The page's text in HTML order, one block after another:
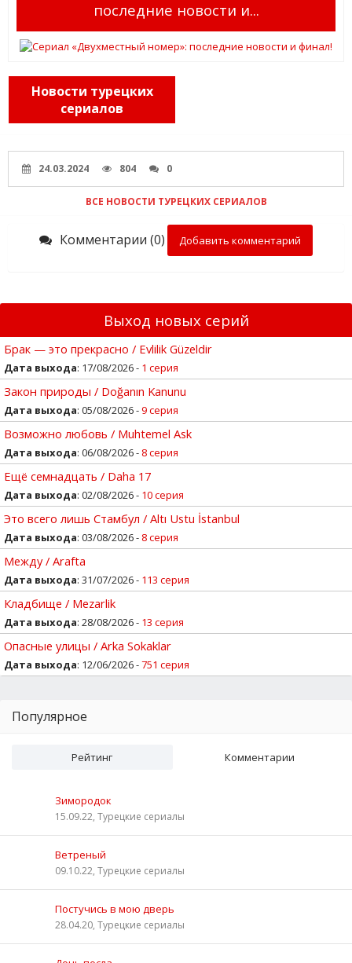
последние новости и...
Новости турецких
сериалов
24.03.2024 804 0
ВСЕ НОВОСТИ ТУРЕЦКИХ СЕРИАЛОВ
Комментарии (0) Добавить комментарий
Выход новых серий
Брак — это прекрасно / Evlilik Güzeldir
Дата выхода: 17/08/2026 - 1 серия
Закон природы / Doğanın Kanunu
Дата выхода: 05/08/2026 -9 серия
Возможно любовь / Muhtemel Ask
Дата выхода: 06/08/2026 - 8 серия
Ещё семнадцать / Daha 17
Дата выхода: 02/08/2026 - 10 серия
Это всего лишь Стамбул / Altı Ustu İstanbul
Дата выхода: 03/08/2026 - 8 серия
Между / Arafta
Дата выхода: 31/07/2026 - 113 серия
Кладбище / Mezarlik
Дата выхода: 28/08/2026 - 13 серия
Опасные улицы / Arka Sokaklar
Дата выхода: 12/06/2026 -751 серия
Популярное
Рейтинг Комментарии
Зимородок
15.09.22, Турецкие сериалы
Ветреный
09.10.22, Турецкие сериалы
Постучись в мою дверь
28.04.20, Турецкие сериалы